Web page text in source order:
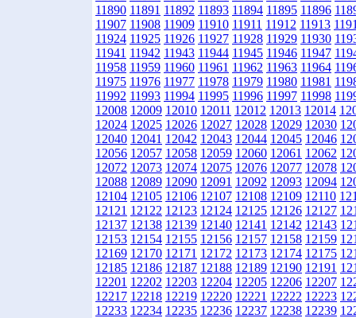
11890 11891 11892 11893 11894 11895 11896
11907 11908 11909 11910 11911 11912 11913
11924 11925 11926 11927 11928 11929 11930
11941 11942 11943 11944 11945 11946 11947
11958 11959 11960 11961 11962 11963 11964
11975 11976 11977 11978 11979 11980 11981
11992 11993 11994 11995 11996 11997 11998
12008 12009 12010 12011 12012 12013 12014
12024 12025 12026 12027 12028 12029 12030
12040 12041 12042 12043 12044 12045 12046
12056 12057 12058 12059 12060 12061 12062
12072 12073 12074 12075 12076 12077 12078
12088 12089 12090 12091 12092 12093 12094
12104 12105 12106 12107 12108 12109 12110
12121 12122 12123 12124 12125 12126 12127
12137 12138 12139 12140 12141 12142 12143
12153 12154 12155 12156 12157 12158 12159
12169 12170 12171 12172 12173 12174 12175
12185 12186 12187 12188 12189 12190 12191
12201 12202 12203 12204 12205 12206 12207
12217 12218 12219 12220 12221 12222 12223
12233 12234 12235 12236 12237 12238 12239